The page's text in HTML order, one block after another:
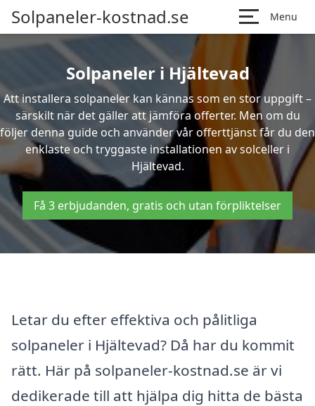
Solpaneler-kostnad.se Menu
Solpaneler i Hjältevad
Att installera solpaneler kan kännas som en stor uppgift –
särskilt när det gäller att jämföra offerter. Men om du
följer denna guide och använder vår offerttjänst får du den
enklaste och tryggaste installationen av solceller i
Hjältevad.
Få 3 erbjudanden, gratis och utan förpliktelser
Letar du efter effektiva och pålitliga
solpaneler i Hjältevad? Då har du kommit
rätt. Här på solpaneler-kostnad.se är vi
dedikerade till att hjälpa dig hitta de bästa